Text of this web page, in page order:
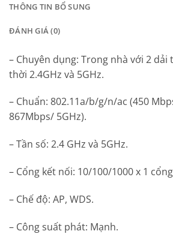
THÔNG TIN BỔ SUNG
ĐÁNH GIÁ (0)
– Chuyên dụng: Trong nhà với 2
thời 2.4GHz và 5GHz.
– Chuẩn: 802.11a/b/g/n/ac (450
867Mbps/ 5GHz).
– Tần số: 2.4 GHz và 5GHz.
– Cổng kết nối: 10/100/1000 x 1
– Chế độ: AP, WDS.
– Công suất phát: Mạnh.